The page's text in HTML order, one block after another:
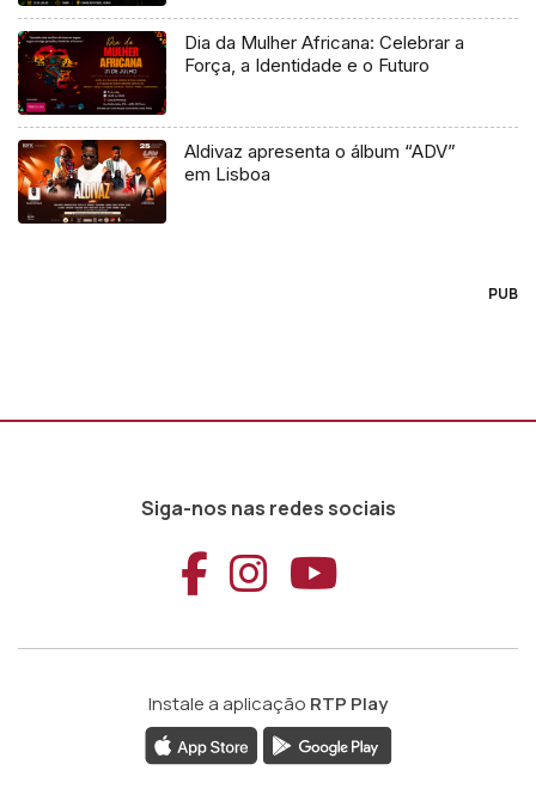
Dia da Mulher Africana: Celebrar a
Força, a Identidade e o Futuro
Aldivaz apresenta o álbum “ADV”
em Lisboa
PUB
Siga-nos nas redes sociais
Aceder ao
Aceder ao
Aceder
Instale a aplicação RTP Play